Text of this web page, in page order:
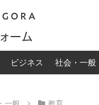
ビジネス 社会・一般